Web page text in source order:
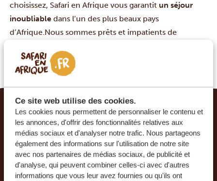
Ce site web utilise des cookies.
Les cookies nous permettent de personnaliser le contenu et
les annonces, d'offrir des fonctionnalités relatives aux
médias sociaux et d'analyser notre trafic. Nous partageons
également des informations sur l'utilisation de notre site
avec nos partenaires de médias sociaux, de publicité et
d'analyse, qui peuvent combiner celles-ci avec d'autres
informations que vous leur avez fournies ou qu'ils ont
choisissez, Safari en Afrique vous garantit un séjour
inoubliable dans l’un des plus beaux pays
d’Afrique.Nous sommes prêts et impatients de
et souhaits, en travaillant avec vous à peaufiner
l’itinéraire de vos rêves.
LE VOYAGE DE VOS RÊVES DEVIENT RÉALITÉ
AVEC SAFARI EN AFRIQUE.
Ce voyage vous intéresse ? Tous les voyages que
nous organisons sont privés et composés sur